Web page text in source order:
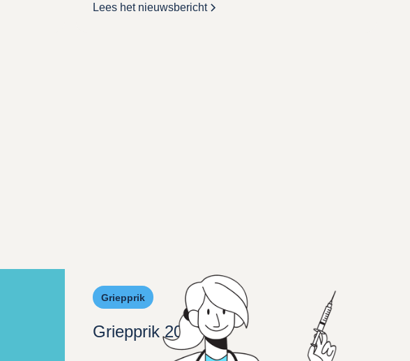
Lees het nieuwsbericht
Griepprik
Griepprik 2025